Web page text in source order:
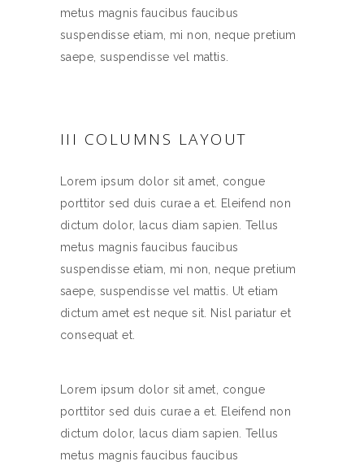
metus magnis faucibus faucibus
suspendisse etiam, mi non, neque pretium
saepe, suspendisse vel mattis.
III COLUMNS LAYOUT
Lorem ipsum dolor sit amet, congue
porttitor sed duis curae a et. Eleifend non
dictum dolor, lacus diam sapien. Tellus
metus magnis faucibus faucibus
suspendisse etiam, mi non, neque pretium
saepe, suspendisse vel mattis. Ut etiam
dictum amet est neque sit. Nisl pariatur et
consequat et.
Lorem ipsum dolor sit amet, congue
porttitor sed duis curae a et. Eleifend non
dictum dolor, lacus diam sapien. Tellus
metus magnis faucibus faucibus